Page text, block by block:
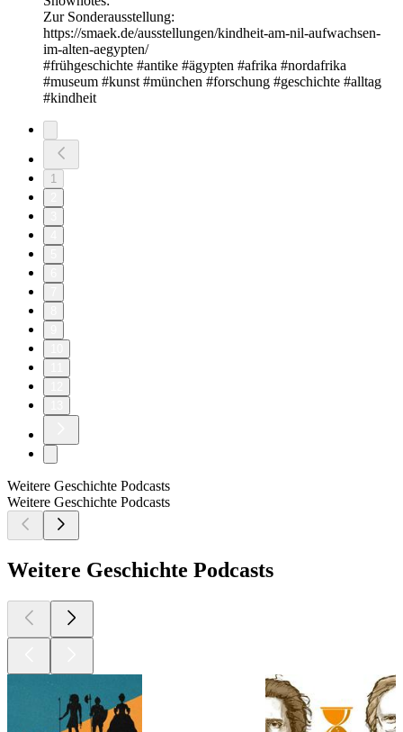
Zur Sonderausstellung:
⁠⁠https://smaek.de/ausstellungen/kindheit-am-nil-aufwachsen-
im-alten-aegypten/⁠⁠
#frühgeschichte #antike #ägypten #afrika #nordafrika
#museum #kunst #münchen #forschung #geschichte #alltag
#kindheit
1
Weitere Geschichte Podcasts
Weitere Geschichte Podcasts
Weitere Geschichte Podcasts